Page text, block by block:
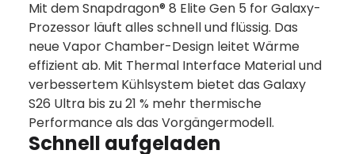
Mit dem Snapdragon® 8 Elite Gen 5 for Galaxy-
Prozessor läuft alles schnell und flüssig. Das
neue Vapor Chamber-Design leitet Wärme
effizient ab. Mit Thermal Interface Material und
verbessertem Kühlsystem bietet das Galaxy
S26 Ultra bis zu 21 % mehr thermische
Performance als das Vorgängermodell.
Schnell aufgeladen